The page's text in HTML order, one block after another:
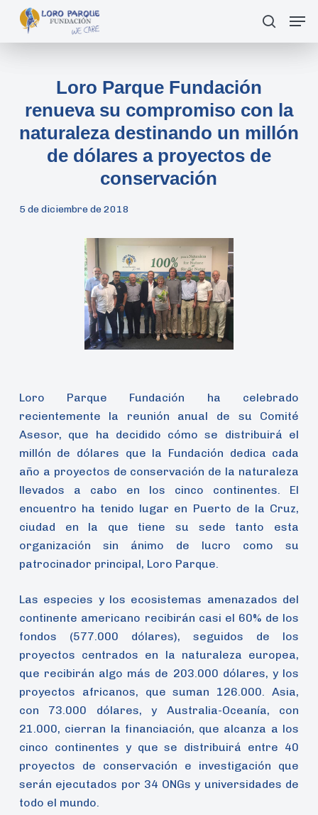
main
Buscar
Loro Parque Fundación
renueva su compromiso con la
naturaleza destinando un millón
de dólares a proyectos de
conservación
5 de diciembre de 2018
Loro Parque Fundación ha celebrado
recientemente la reunión anual de su Comité
Asesor, que ha decidido cómo se distribuirá el
millón de dólares que la Fundación dedica cada
año a proyectos de conservación de la naturaleza
llevados a cabo en los cinco continentes. El
encuentro ha tenido lugar en Puerto de la Cruz,
ciudad en la que tiene su sede tanto esta
organización sin ánimo de lucro como su
patrocinador principal, Loro Parque.
Las especies y los ecosistemas amenazados del
continente americano recibirán casi el 60% de los
fondos (577.000 dólares), seguidos de los
proyectos centrados en la naturaleza europea,
que recibirán algo más de 203.000 dólares, y los
proyectos africanos, que suman 126.000. Asia,
con 73.000 dólares, y Australia-Oceanía, con
21.000, cierran la financiación, que alcanza a los
cinco continentes y que se distribuirá entre 40
proyectos de conservación e investigación que
serán ejecutados por 34 ONGs y universidades de
todo el mundo.